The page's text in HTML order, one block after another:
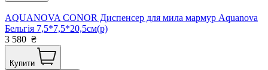
AQUANOVA CONOR Диспенсер для мила мармур Aquanova
Бельгія 7,5*7,5*20,5см(р)
3 580 ₴
Купити